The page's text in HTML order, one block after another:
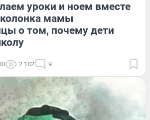
уроки и ноем вместе
мамы
о том, почему дети
2 182 9